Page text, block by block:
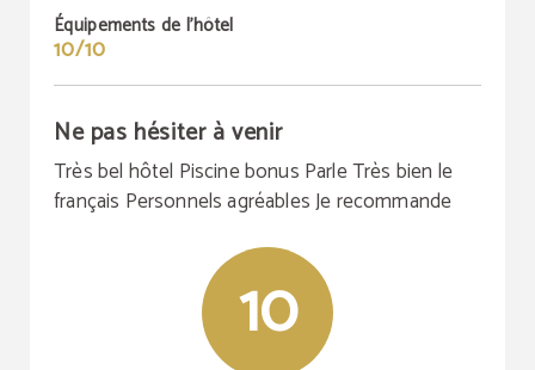
Équipements de l'hôtel
10/10
Ne pas hésiter à venir
Très bel hôtel Piscine bonus Parle Très bien le
français Personnels agréables Je recommande
10